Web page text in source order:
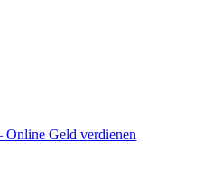
Online Geld verdienen